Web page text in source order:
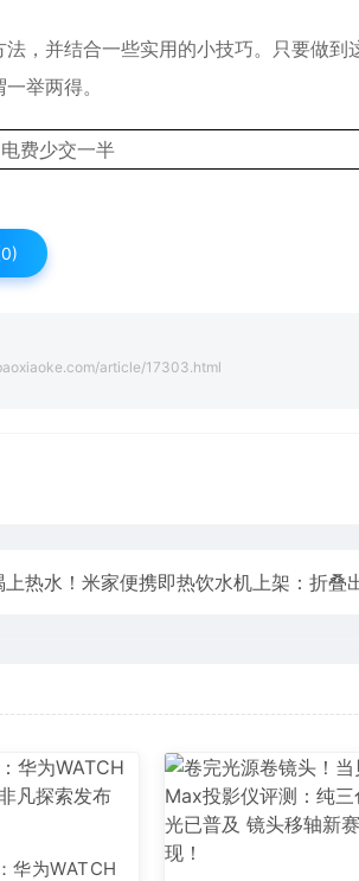
，并结合一些实用的小技巧。只要做到
举两得。
0)
article/17303.html
华为WATCH